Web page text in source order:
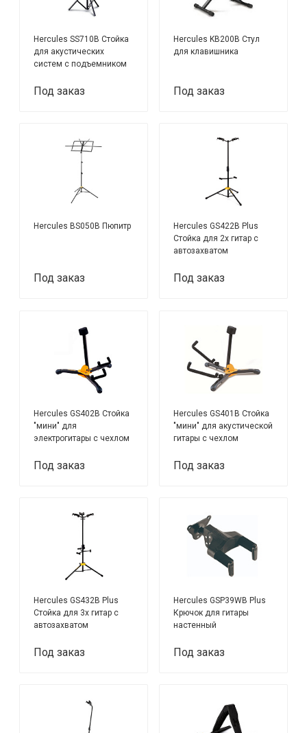
Hercules SS710B Стойка
для акустических
систем с подъемником
Под заказ
Hercules KB200B Стул
для клавишника
Под заказ
Hercules BS050B Пюпитр
Под заказ
Hercules GS422B Plus
Стойка для 2х гитар с
автозахватом
Под заказ
Hercules GS402B Стойка
"мини" для
электрогитары с чехлом
Под заказ
Hercules GS401B Стойка
"мини" для акустической
гитары с чехлом
Под заказ
Hercules GS432B Plus
Стойка для 3х гитар с
автозахватом
Под заказ
Hercules GSP39WB Plus
Крючок для гитары
настенный
Под заказ